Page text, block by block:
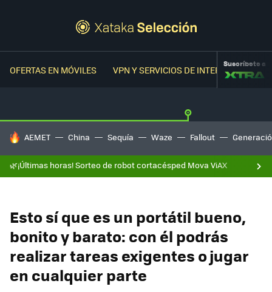
OFERTAS EN MÓVILES VPN Y SERVICIOS DE INTERNETSuscríbete a
HOY SE HABLA DE
AEMET China Sequía Waze Fallout
🌿¡Últimas horas! Sorteo de robot cortacésped Mova ViAX
Esto sí que es un portátil bueno,
bonito y barato: con él podrás
realizar tareas exigentes o jugar
en cualquier parte